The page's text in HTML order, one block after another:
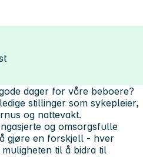
dager for våre beboere?
stillinger som sykepleier,
og nattevakt.
og omsorgsfulle
gjøre en forskjell - hver
til å bidra til